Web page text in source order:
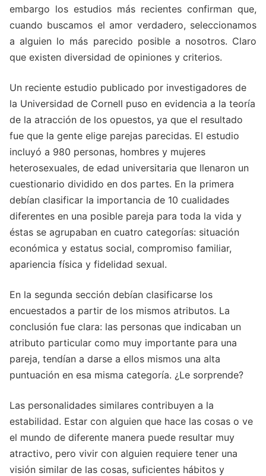
embargo los estudios más recientes confirman que,
cuando buscamos el amor verdadero, seleccionamos
a alguien lo más parecido posible a nosotros. Claro
que existen diversidad de opiniones y criterios.
Un reciente estudio publicado por investigadores de
la Universidad de Cornell puso en evidencia a la teoría
de la atracción de los opuestos, ya que el resultado
fue que la gente elige parejas parecidas. El estudio
incluyó a 980 personas, hombres y mujeres
heterosexuales, de edad universitaria que llenaron un
cuestionario dividido en dos partes. En la primera
debían clasificar la importancia de 10 cualidades
diferentes en una posible pareja para toda la vida y
éstas se agrupaban en cuatro categorías: situación
económica y estatus social, compromiso familiar,
apariencia física y fidelidad sexual.
En la segunda sección debían clasificarse los
encuestados a partir de los mismos atributos. La
conclusión fue clara: las personas que indicaban un
atributo particular como muy importante para una
pareja, tendían a darse a ellos mismos una alta
puntuación en esa misma categoría. ¿Le sorprende?
Las personalidades similares contribuyen a la
estabilidad. Estar con alguien que hace las cosas o ve
el mundo de diferente manera puede resultar muy
atractivo, pero vivir con alguien requiere tener una
visión similar de las cosas, suficientes hábitos y